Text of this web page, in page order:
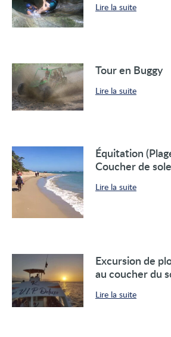
Lire la suite
Tour en Buggy
Lire la suite
Équitation
Coucher de
Lire la suite
Excursion de
au coucher du
Lire la suite